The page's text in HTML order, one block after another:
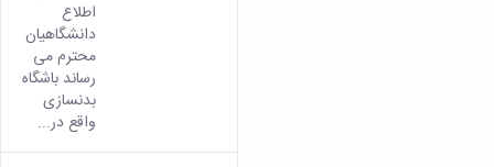
اطلاع
دانشگاهیان
محترم می
رساند باشگاه
بدنسازی
واقع در...